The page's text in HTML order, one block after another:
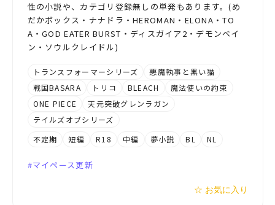
性の小説や、カテゴリ登録無しの単発もあります。(め
だかボックス・ナナドラ・HEROMAN・ELONA・TO
A・GOD EATER BURST・ディスガイア2・デモンベイ
ン・ソウルクレイドル)
トランスフォーマーシリーズ
悪魔執事と黒い猫
戦国BASARA
トリコ BLEACH
魔法使いの約束
ONE PIECE
天元突破グレンラガン
テイルズオブシリーズ
不定期
短編 R18 中編 夢小説 BL NL
マイペース更新
☆ お気に入り